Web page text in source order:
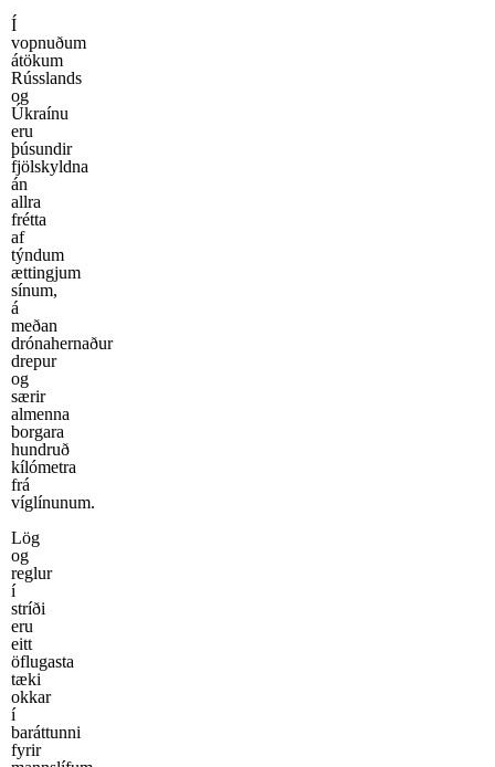
Í
vopnuðum
átökum
Rússlands
og
Úkraínu
eru
þúsundir
fjölskyldna
án
allra
frétta
af
týndum
ættingjum
sínum,
á
meðan
drónahernaður
drepur
og
særir
almenna
borgara
hundruð
kílómetra
frá
víglínunum.
Lög
og
reglur
í
stríði
eru
eitt
öflugasta
tæki
okkar
í
baráttunni
fyrir